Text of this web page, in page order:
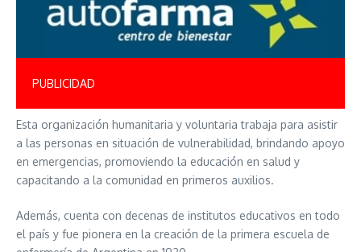
PUBLICIDAD
Esta organización humanitaria y voluntaria trabaja para asistir
a las personas en situación de vulnerabilidad, brindando apoyo
en emergencias, promoviendo la educación en salud y
capacitando a la comunidad en primeros auxilios.
Además, cuenta con decenas de institutos educativos en todo
el país y fue pionera en la creación de la primera escuela de